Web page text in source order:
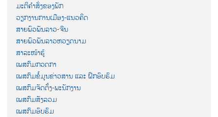
ມະຕິຄຳສັ່ງຂອງພັກ
ວຽກງານການເມືອງ-ແນວຄິດ
ສາຍພົວພັນລາວ-ຈີນ
ສາຍພົວພັນລາວຫວຽດນາມ
ສາລະໜ້າຮູ້
ເພສກົມກວດກາ
ເພສກົມຂໍ້ມູນຂ່າວສານ ແລະ ຝຶກອົບຮົມ
ເພສກົມຈັດຕັ້ງ-ພະນັກງານ
ເພສກົມສັງລວມ
ເພສກົມອົບຮົມ